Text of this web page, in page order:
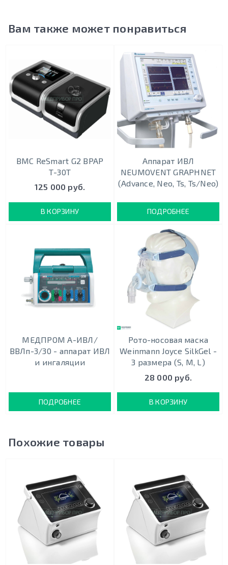
Вам также может понравиться
BMC ReSmart G2 BPAP
Т-30T
125 000 руб.
В КОРЗИНУ
Аппарат ИВЛ
NEUMOVENT GRAPHNET
(Advance, Neo, Ts, Ts/Neo)
ПОДРОБНЕЕ
МЕДПРОМ А-ИВЛ/
ВВЛп-3/30 - аппарат ИВЛ
и ингаляции
ПОДРОБНЕЕ
Рото-носовая маска
Weinmann Joyce SilkGel -
3 размера (S, M, L)
28 000 руб.
В КОРЗИНУ
Похожие товары